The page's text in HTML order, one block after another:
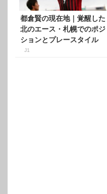
都倉賢の現在地｜覚醒した
北のエース・札幌でのポジ
ションとプレースタイル
J1